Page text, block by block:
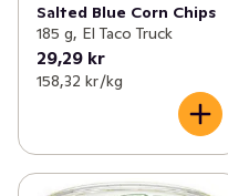
Salted Blue Corn Chips
185 g, El Taco Truck
29,29 kr
158,32 kr /kg